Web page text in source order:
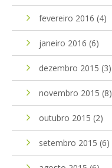
fevereiro 2016 (4)
janeiro 2016 (6)
dezembro 2015 (3)
novembro 2015 (8)
outubro 2015 (2)
setembro 2015 (6)